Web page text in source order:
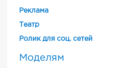
Реклама
Театр
Ролик для соц. сетей
Моделям